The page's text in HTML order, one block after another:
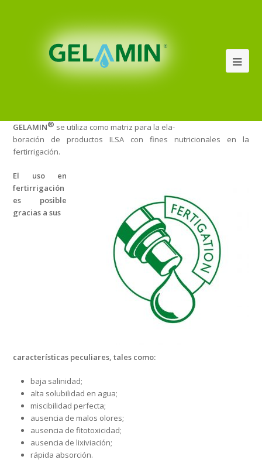
GELAMIN®se utiliza como matriz para la ela-
boración de productos ILSA con fines nutricionales en la
fertirrigación.
El uso en
fertirrigación
es posible
gracias a sus
características peculiares, tales como:
baja salinidad;
alta solubilidad en agua;
miscibilidad perfecta;
ausencia de malos olores;
ausencia de fitotoxicidad;
ausencia de lixiviación;
rápida absorción.